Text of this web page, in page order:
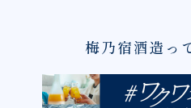
梅乃宿酒造っ